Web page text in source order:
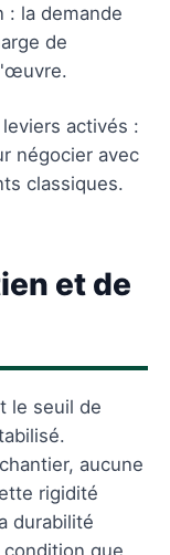
: la demande
de
activés :
négocier avec
classiques.
et de
le seuil de
aucune
rigidité
durabilité
que